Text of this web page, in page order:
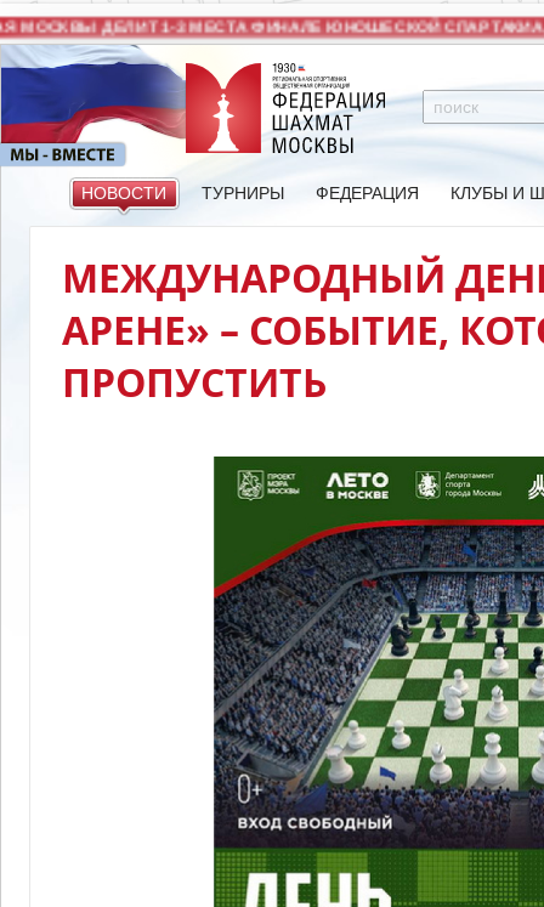
МОСКВЫ ДЕЛИТ 1-3 МЕСТА ФИНАЛЕ ЮНОШЕСКОЙ
НОВОСТИ ТУРНИРЫ ФЕДЕРАЦИЯ КЛУБЫ И
МЕЖДУНАРОДНЫЙ
АРЕНЕ» – СОБЫТИЕ,
ПРОПУСТИТЬ